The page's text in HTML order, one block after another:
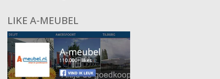
LIKE A-MEUBEL